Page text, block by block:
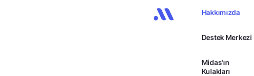
Hakkımızda
Destek Merkezi
Midas'ın
Kulakları